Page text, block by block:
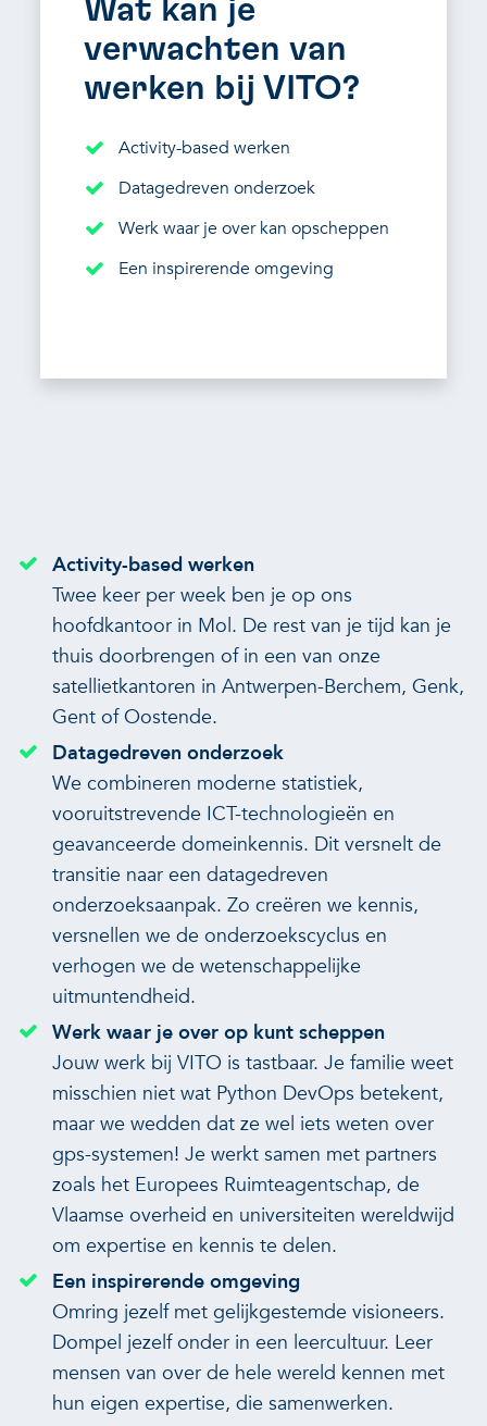
Wat kan je
verwachten van
werken bij VITO?
Activity-based werken
Datagedreven onderzoek
Werk waar je over kan opscheppen
Een inspirerende omgeving
Activity-based werken
Twee keer per week ben je op ons
hoofdkantoor in Mol. De rest van je tijd kan je
thuis doorbrengen of in een van onze
satellietkantoren in Antwerpen-Berchem, Genk,
Gent of Oostende.
Datagedreven onderzoek
We combineren moderne statistiek,
vooruitstrevende ICT-technologieën en
geavanceerde domeinkennis. Dit versnelt de
transitie naar een datagedreven
onderzoeksaanpak. Zo creëren we kennis,
versnellen we de onderzoekscyclus en
verhogen we de wetenschappelijke
uitmuntendheid.
Werk waar je over op kunt scheppen
Jouw werk bij VITO is tastbaar. Je familie weet
misschien niet wat Python DevOps betekent,
maar we wedden dat ze wel iets weten over
gps-systemen! Je werkt samen met partners
zoals het Europees Ruimteagentschap, de
Vlaamse overheid en universiteiten wereldwijd
om expertise en kennis te delen.
Een inspirerende omgeving
Omring jezelf met gelijkgestemde visioneers.
Dompel jezelf onder in een leercultuur. Leer
mensen van over de hele wereld kennen met
hun eigen expertise, die samenwerken.